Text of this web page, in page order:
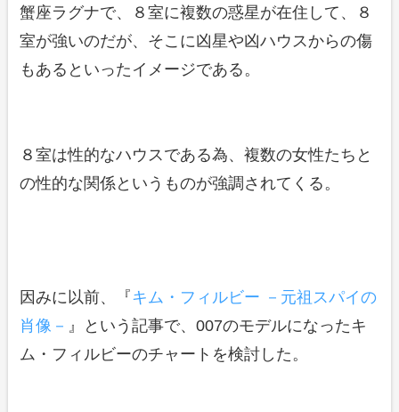
蟹座ラグナで、８室に複数の惑星が在住して、８
室が強いのだが、そこに凶星や凶ハウスからの傷
もあるといったイメージである。
８室は性的なハウスである為、複数の女性たちと
の性的な関係というものが強調されてくる。
因みに以前、『キム・フィルビー －元祖スパイの
肖像－ 』という記事で、007のモデルになったキ
ム・フィルビーのチャートを検討した。